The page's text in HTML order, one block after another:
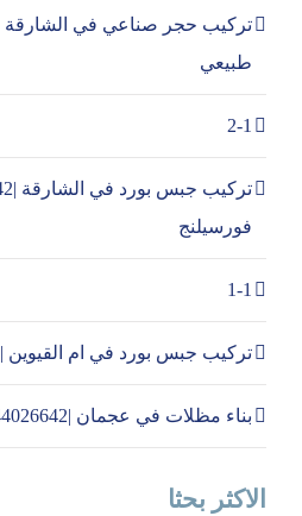
طبيعي
2-1
فورسيلنج
1-1
تركيب جبس بورد في ام القيوين |0544026642
بناء مظلات في عجمان |0544026642| مظلات سيارات
الاكثر بحثا